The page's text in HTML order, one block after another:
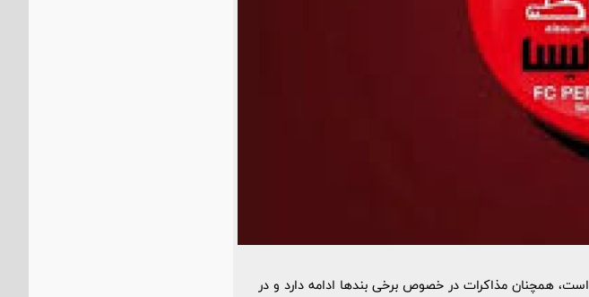
است، همچنان مذاکرات در خصوص برخی بندها ادامه دارد و در